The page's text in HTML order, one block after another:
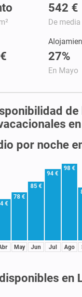
542 €
De media
27%
En Mayo
de
por noche
€
78 €
May
85 €
Jun
94 €
Jul
98 €
Ago
en